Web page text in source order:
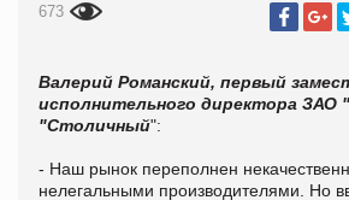
673
Валерий Романский, первый
исполнительного директора ЗАО
"Столичный":
- Наш рынок переполнен
нелегальными производителями. Но